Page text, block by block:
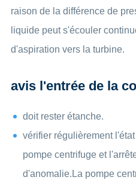
raison de la différence de
liquide peut s'écouler
d'aspiration vers la turbine.
avis l'entrée de la
doit rester étanche.
vérifier régulièrement
pompe centrifuge et
d'anomalie.La pompe